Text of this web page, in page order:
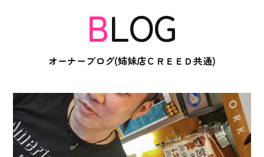
BLOG
オーナーブログ(姉妹店ＣＲＥＥＤ共通)